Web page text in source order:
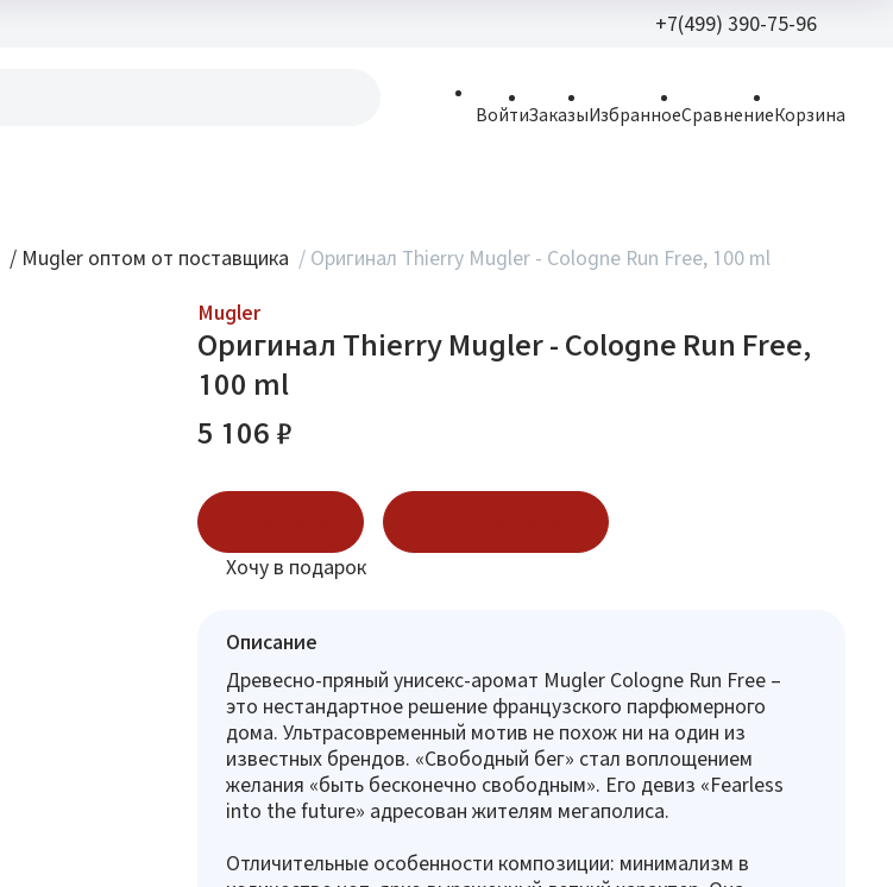
+7(499) 390-75-96
Волгоградский
ВойтиЗаказыИзбранноеСравнениеКорзина
/ Mugler оптом от поставщика / Оригинал Thierry Mugler - Cologne Run Free, 100 ml
Mugler
Оригинал Thierry Mugler - Cologne Run Free,
100 ml
5 106 ₽
Хочу в подарок
Описание
Древесно-пряный унисекс-аромат Mugler Cologne Run Free –
это нестандартное решение французского парфюмерного
дома. Ультрасовременный мотив не похож ни на один из
известных брендов. «Свободный бег» стал воплощением
желания «быть бесконечно свободным». Его девиз «Fearless
into the future» адресован жителям мегаполиса.
Отличительные особенности композиции: минимализм в